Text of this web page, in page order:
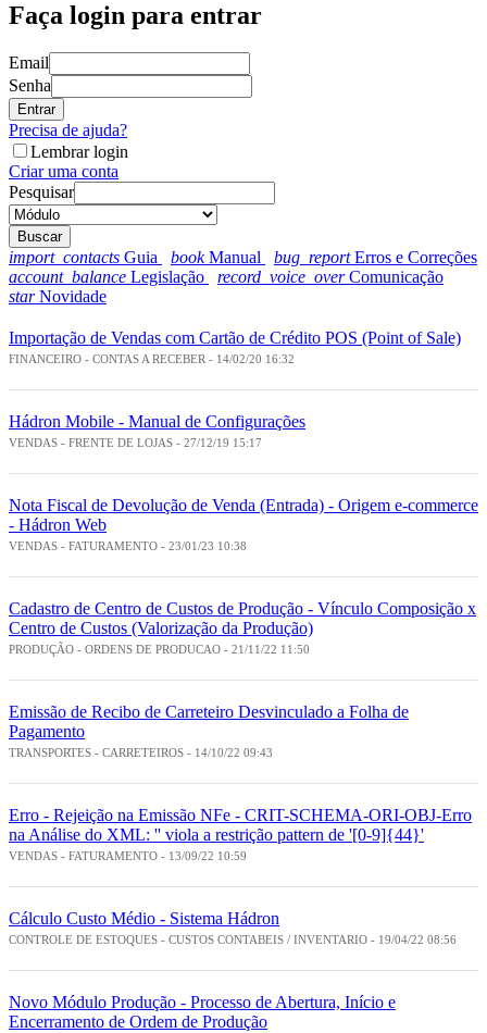
Faça login para entrar
Email
Senha
Entrar
Precisa de ajuda?
Lembrar login
Criar uma conta
Pesquisar
Buscar
import_contacts Guia bookManual bug_reportErros e Correções
account_balance Legislação record_voice_overComunicação
starNovidade
Importação de Vendas com Cartão de Crédito POS (Point of Sale)
FINANCEIRO - CONTAS A RECEBER - 14/02/20 16:32
Hádron Mobile - Manual de Configurações
VENDAS - FRENTE DE LOJAS - 27/12/19 15:17
Nota Fiscal de Devolução de Venda (Entrada) - Origem e-commerce
- Hádron Web
VENDAS - FATURAMENTO - 23/01/23 10:38
Cadastro de Centro de Custos de Produção - Vínculo Composição x
Centro de Custos (Valorização da Produção)
PRODUÇÃO - ORDENS DE PRODUCAO - 21/11/22 11:50
Emissão de Recibo de Carreteiro Desvinculado a Folha de
Pagamento
TRANSPORTES - CARRETEIROS - 14/10/22 09:43
Erro - Rejeição na Emissão NFe - CRIT-SCHEMA-ORI-OBJ-Erro
na Análise do XML: '' viola a restrição pattern de '[0-9]{44}'
VENDAS - FATURAMENTO - 13/09/22 10:59
Cálculo Custo Médio - Sistema Hádron
CONTROLE DE ESTOQUES - CUSTOS CONTABEIS / INVENTARIO - 19/04/22 08:56
Novo Módulo Produção - Processo de Abertura, Início e
Encerramento de Ordem de Produção